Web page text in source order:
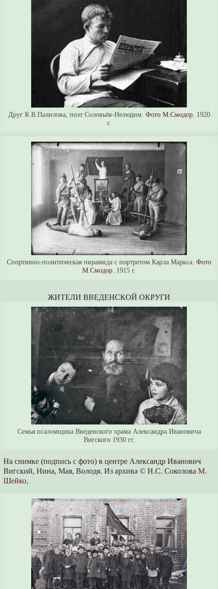
Друг К.В.Палилова, поэт Соловьёв-Нелюдим. Фото М.Смодор. 1920
г.
Спортивно-политическая пирамида с портретом Карла Маркса. Фото
М.Смодор. 1915 г.
ЖИТЕЛИ ВВЕДЕНСКОЙ ОКРУГИ
Семья псаломщика Введенского храма Александра Ивановича
Вигского 1930 гг.
На снимке (подпись с фото) в центре Александр Иванович
Вигский, Нина, Мая, Володя. Из архива © Н.С. СоколоваМ.
Шейко,